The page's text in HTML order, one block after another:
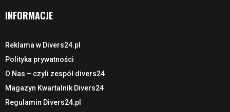
INFORMACJE
Reklama w Divers24.pl
Polityka prywatności
O Nas – czyli zespół divers24
Magazyn Kwartalnik Divers24
Regulamin Divers24.pl